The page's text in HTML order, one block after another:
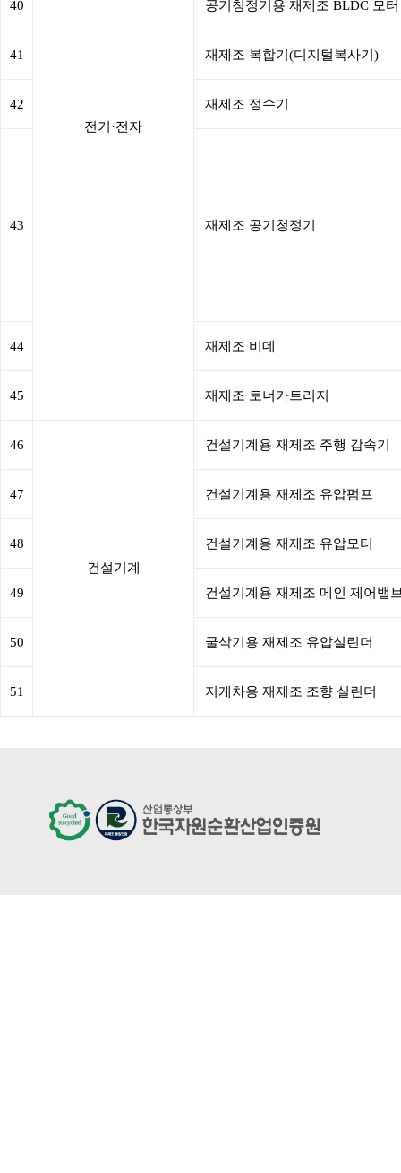
전기·전자
40 공기청정기용 재제조 BLDC 모터
41 재제조 복합기(디지털복사기)
42 재제조 정수기
43 재제조 공기청정기
44 재제조 비데
45 재제조 토너카트리지
46
건설기계
건설기계용 재제조 주행 감속기
47 건설기계용 재제조 유압펌프
48 건설기계용 재제조 유압모터
49 건설기계용 재제조 메인 제어밸
50 굴삭기용 재제조 유압실린더
51 지게차용 재제조 조향 실린더